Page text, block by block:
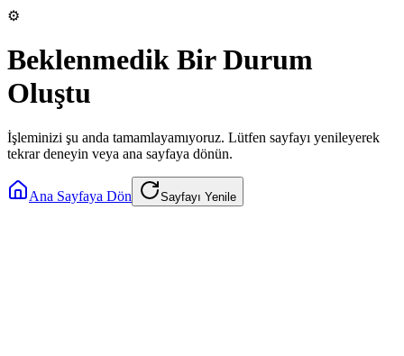
⚙️
Beklenmedik Bir Durum
Oluştu
İşleminizi şu anda tamamlayamıyoruz. Lütfen sayfayı yenileyerek
tekrar deneyin veya ana sayfaya dönün.
Ana Sayfaya Dön Sayfayı Yenile